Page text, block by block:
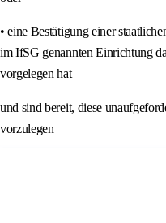
• eine Bestätigung einer
im IfSG genannten Einrichtung
vorgelegen hat
und sind bereit, diese
vorzulegen